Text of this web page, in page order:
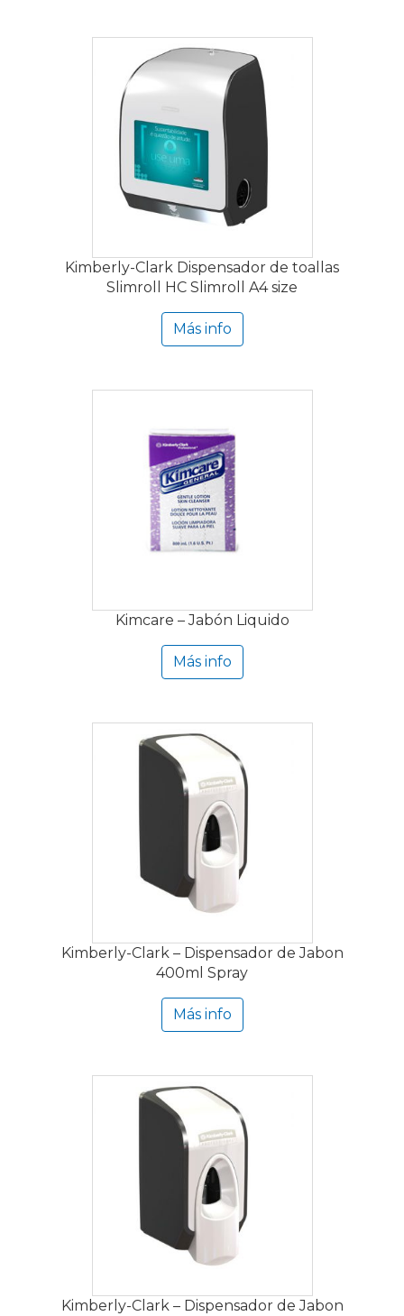
Kimberly-Clark Dispensador de toallas
Slimroll HC Slimroll A4 size
Más info
Kimcare – Jabón Liquido
Más info
Kimberly-Clark – Dispensador de Jabon
400ml Spray
Más info
Kimberly-Clark – Dispensador de Jabon